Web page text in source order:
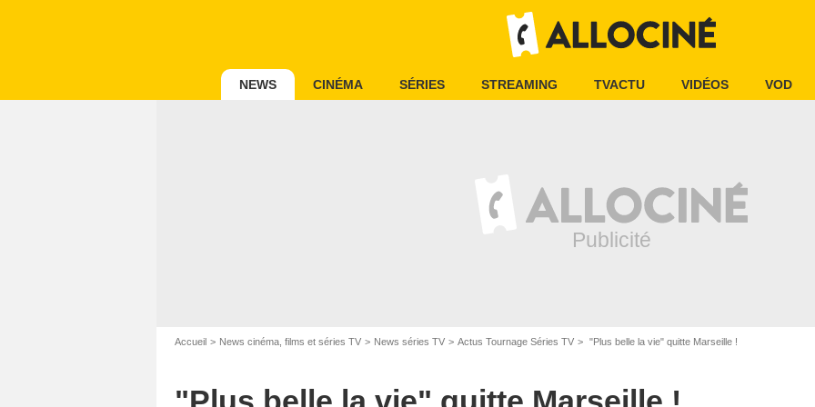
NEWS CINÉMA SÉRIES STREAMING TVACTU VIDÉOS VOD
Accueil News cinéma, films et séries TV News séries TV Actus Tournage Séries TV "Plus belle la vie" quitte Marseille !